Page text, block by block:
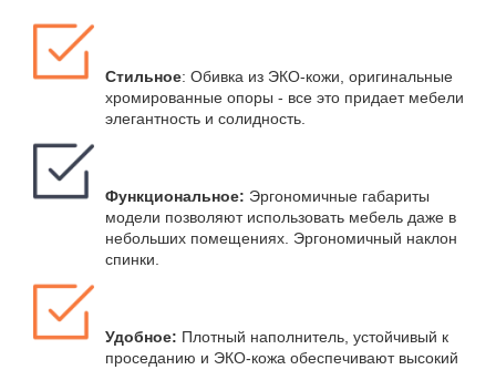
Стильное: Обивка из ЭКО-кожи, оригинальные
хромированные опоры - все это придает мебели
элегантность и солидность.
Функциональное: Эргономичные габариты
модели позволяют использовать мебель даже в
небольших помещениях. Эргономичный наклон
спинки.
Удобное: Плотный наполнитель, устойчивый к
проседанию и ЭКО-кожа обеспечивают высокий